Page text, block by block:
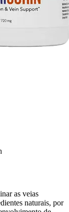
as veias
naturais, por